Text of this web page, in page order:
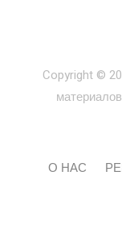
Copyright ©
О НАС